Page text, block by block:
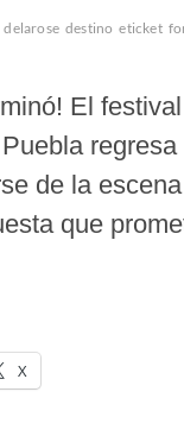
delarose destino eticket
El
de la
que
X